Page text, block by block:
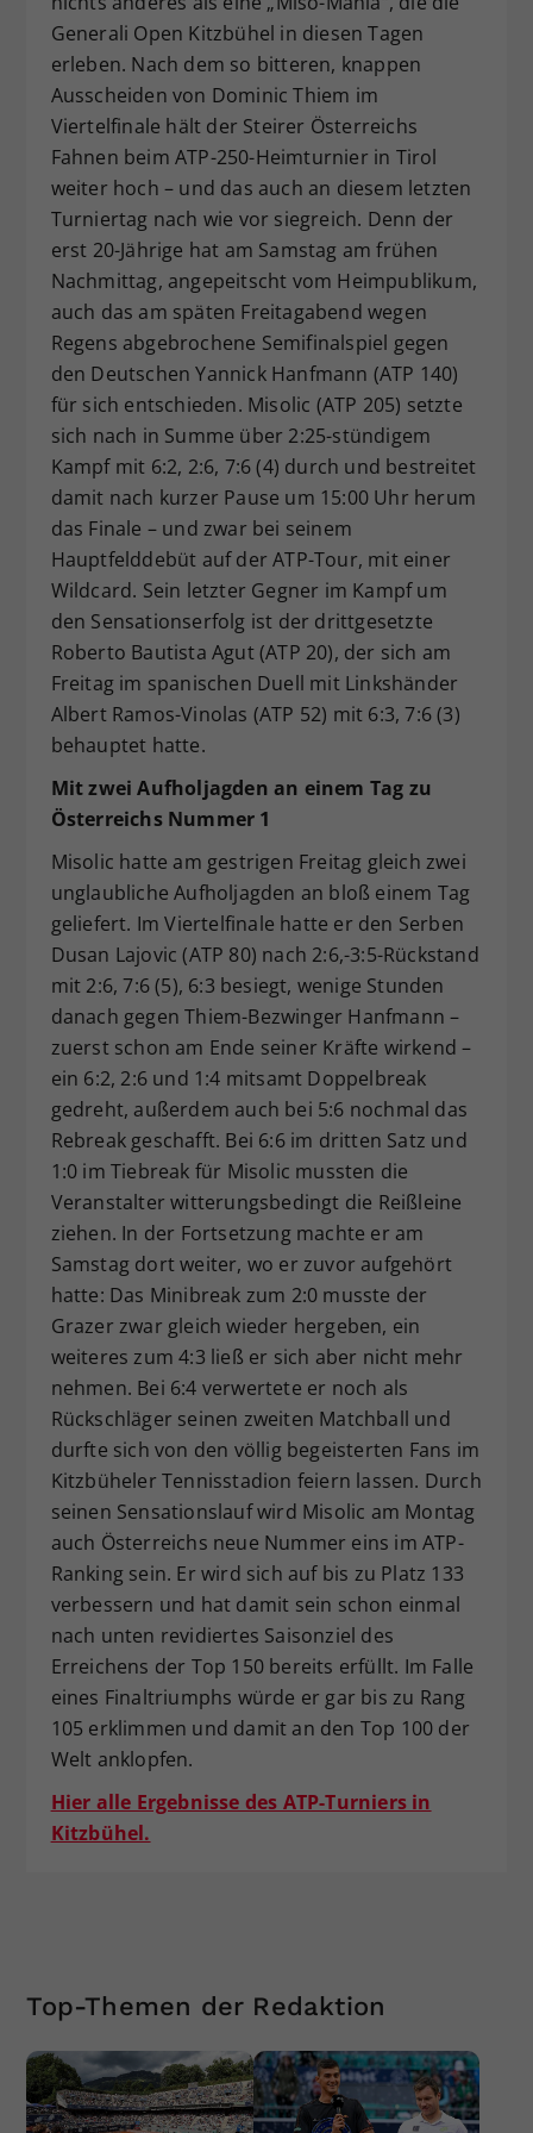
Generali Open Kitzbühel in diesen Tagen
erleben. Nach dem so bitteren, knappen
Ausscheiden von Dominic Thiem im
Viertelfinale hält der Steirer Österreichs
Fahnen beim ATP-250-Heimturnier in Tirol
weiter hoch – und das auch an diesem letzten
Turniertag nach wie vor siegreich. Denn der
erst 20-Jährige hat am Samstag am frühen
Nachmittag, angepeitscht vom Heimpublikum,
auch das am späten Freitagabend wegen
Regens abgebrochene Semifinalspiel gegen
den Deutschen Yannick Hanfmann (ATP 140)
für sich entschieden. Misolic (ATP 205) setzte
sich nach in Summe über 2:25-stündigem
Kampf mit 6:2, 2:6, 7:6 (4) durch und bestreitet
damit nach kurzer Pause um 15:00 Uhr herum
das Finale – und zwar bei seinem
Hauptfelddebüt auf der ATP-Tour, mit einer
Wildcard. Sein letzter Gegner im Kampf um
den Sensationserfolg ist der drittgesetzte
Roberto Bautista Agut (ATP 20), der sich am
Freitag im spanischen Duell mit Linkshänder
Albert Ramos-Vinolas (ATP 52) mit 6:3, 7:6 (3)
behauptet hatte.
Mit zwei Aufholjagden an einem Tag zu
Österreichs Nummer 1
Misolic hatte am gestrigen Freitag gleich zwei
unglaubliche Aufholjagden an bloß einem Tag
geliefert. Im Viertelfinale hatte er den Serben
Dusan Lajovic (ATP 80) nach 2:6,-3:5-Rückstand
mit 2:6, 7:6 (5), 6:3 besiegt, wenige Stunden
danach gegen Thiem-Bezwinger Hanfmann –
zuerst schon am Ende seiner Kräfte wirkend –
ein 6:2, 2:6 und 1:4 mitsamt Doppelbreak
gedreht, außerdem auch bei 5:6 nochmal das
Rebreak geschafft. Bei 6:6 im dritten Satz und
1:0 im Tiebreak für Misolic mussten die
Veranstalter witterungsbedingt die Reißleine
ziehen. In der Fortsetzung machte er am
Samstag dort weiter, wo er zuvor aufgehört
hatte: Das Minibreak zum 2:0 musste der
Grazer zwar gleich wieder hergeben, ein
weiteres zum 4:3 ließ er sich aber nicht mehr
nehmen. Bei 6:4 verwertete er noch als
Rückschläger seinen zweiten Matchball und
durfte sich von den völlig begeisterten Fans im
Kitzbüheler Tennisstadion feiern lassen. Durch
seinen Sensationslauf wird Misolic am Montag
auch Österreichs neue Nummer eins im ATP-
Ranking sein. Er wird sich auf bis zu Platz 133
verbessern und hat damit sein schon einmal
nach unten revidiertes Saisonziel des
Erreichens der Top 150 bereits erfüllt. Im Falle
eines Finaltriumphs würde er gar bis zu Rang
105 erklimmen und damit an den Top 100 der
Welt anklopfen.
Hier alle Ergebnisse des ATP-Turniers in
Kitzbühel.
Top-Themen der Redaktion
Zweck
Dieser Wert speichert Ihre Consent-
Einstellungen. Unter anderem eine
zufällig generierte ID, für die
historische Speicherung Ihrer
vorgenommen Einstellungen, falls der
Webseiten-Betreiber dies eingestellt
hat.